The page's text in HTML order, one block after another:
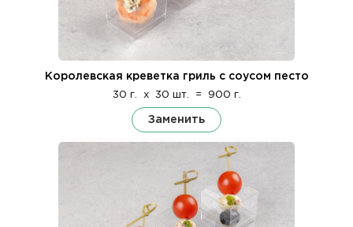
Королевская креветка гриль с соусом песто
30 г. x 30 шт. = 900 г.
Заменить